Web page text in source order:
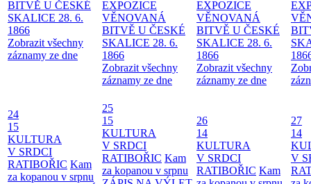
BITVĚ U ČESKÉ
SKALICE 28. 6.
1866
Zobrazit všechny
záznamy ze dne
EXPOZICE
VĚNOVANÁ
BITVĚ U ČESKÉ
SKALICE 28. 6.
1866
Zobrazit všechny
záznamy ze dne
EXPOZICE
VĚNOVANÁ
BITVĚ U ČESKÉ
SKALICE 28. 6.
1866
Zobrazit všechny
záznamy ze dne
24
15
KULTURA
V SRDCI
RATIBOŘIC Kam
za kopanou v srpnu
25
15
KULTURA
V SRDCI
RATIBOŘIC Kam
za kopanou v srpnu
26
14
KULTURA
V SRDCI
RATIBOŘIC Kam
27
14
V